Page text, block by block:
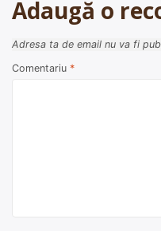
articole
Adaugă o
Adresa ta de email nu va fi
Comentariu *